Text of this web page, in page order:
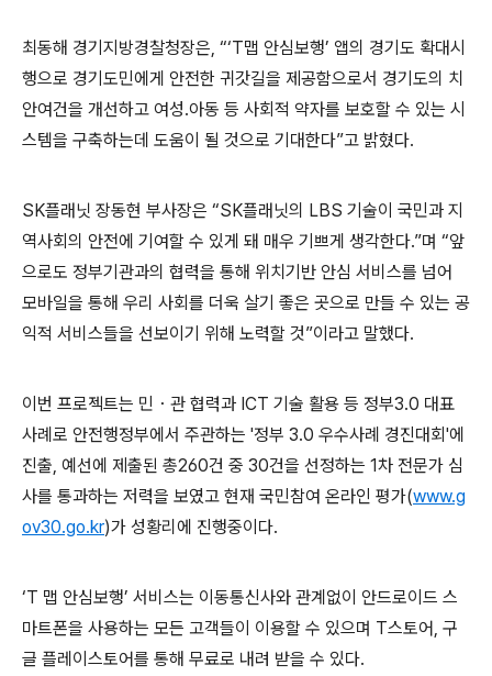
최동해 경기지방경찰청장은, “‘T맵 안심보행’ 앱의 경기도 확대시
행으로 경기도민에게 안전한 귀갓길을 제공함으로서 경기도의 치
안여건을 개선하고 여성․아동 등 사회적 약자를 보호할 수 있는 시
스템을 구축하는데 도움이 될 것으로 기대한다”고 밝혔다.
SK플래닛 장동현 부사장은 “SK플래닛의 LBS 기술이 국민과 지
역사회의 안전에 기여할 수 있게 돼 매우 기쁘게 생각한다.”며 “앞
으로도 정부기관과의 협력을 통해 위치기반 안심 서비스를 넘어
모바일을 통해 우리 사회를 더욱 살기 좋은 곳으로 만들 수 있는 공
익적 서비스들을 선보이기 위해 노력할 것”이라고 말했다.
이번 프로젝트는 민・관 협력과 ICT 기술 활용 등 정부3.0 대표
사례로 안전행정부에서 주관하는 '정부 3.0 우수사례 경진대회'에
진출, 예선에 제출된 총260건 중 30건을 선정하는 1차 전문가 심
사를 통과하는 저력을 보였고 현재 국민참여 온라인 평가(www.g
ov30.go.kr)가 성황리에 진행중이다.
‘T 맵 안심보행’ 서비스는 이동통신사와 관계없이 안드로이드 스
마트폰을 사용하는 모든 고객들이 이용할 수 있으며 T스토어, 구
글 플레이스토어를 통해 무료로 내려 받을 수 있다.